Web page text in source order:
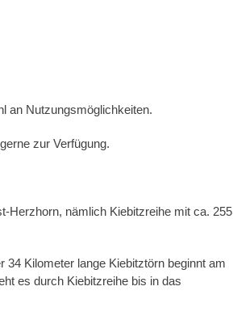
an Nutzungsmöglichkeiten.
zur Verfügung.
Herzhorn, nämlich Kiebitzreihe mit ca. 255
Kilometer lange Kiebitztörn beginnt am
es durch Kiebitzreihe bis in das